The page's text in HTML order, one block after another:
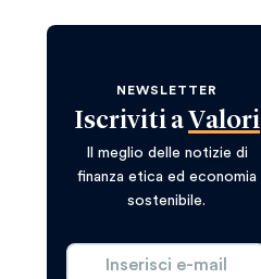
NEWSLETTER
Iscriviti a Valori
Il meglio delle notizie di
finanza etica ed economia
sostenibile.